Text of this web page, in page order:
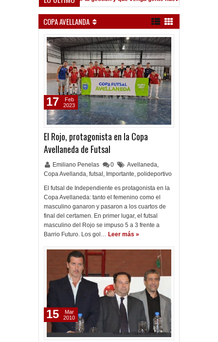
COPA AVELLANDA
El Rojo, protagonista en la Copa
Avellaneda de Futsal
Emiliano Penelas 0 Avellaneda,
Copa Avellanda, futsal , Importante, polideportivo
El futsal de Independiente es protagonista en la
Copa Avellaneda: tanto el femenino como el
masculino ganaron y pasaron a los cuartos de
final del certamen. En primer lugar, el futsal
masculino del Rojo se impuso 5 a 3 frente a
Barrio Futuro. Los gol… Leer más »
17
Feb
2023
15
Mar
2010